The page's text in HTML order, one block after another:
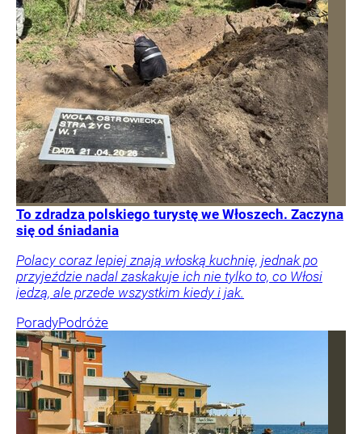
To zdradza polskiego turystę we Włoszech. Zaczyna
się od śniadania
Polacy coraz lepiej znają włoską kuchnię, jednak po
przyjeździe nadal zaskakuje ich nie tylko to, co Włosi
jedzą, ale przede wszystkim kiedy i jak.
PoradyPodróże